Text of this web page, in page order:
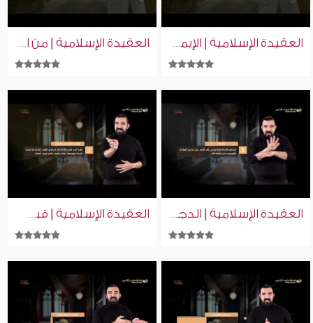
العقيدة الإسلامية | الإيمان يزيد وينقص | إسلام ويب | للصم بلغة الإشارة العقيدة الإسلامية | من الإيمان بالكتب كون القرآن أفضلها | إسلام ويب | للصم بلغة الإشارة
العقيدة الإسلامية | الدجال | إسلام ويب | للصم بلغة الإشارة العقيدة الإسلامية | قبض العلم آخر الزمان | إسلام ويب | للصم بلغة الإشارة